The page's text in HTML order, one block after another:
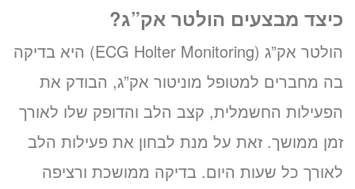
כיצד מבצעים הולטר אק”ג?
הולטר אק”ג (ECG Holter Monitoring) היא בדיקה
בה מחברים למטופל מוניטור אק”ג, הבודק את
הפעילות החשמלית, קצב הלב והדופק שלו לאורך
זמן ממושך. זאת על מנת לבחון את פעילות הלב
לאורך כל שעות היום. בדיקה ממושכת ורציפה